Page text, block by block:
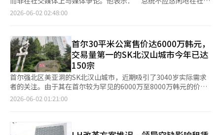
数量也从征收增值税的宽限期结束前的700件，减少到恢复征收后
约200件。税制的不确定性与增值税的恢复交织在一起，使得买卖
增加是否会直接导致房源释放仍然不确定。相反，如果非居住一户
住宅的业主为了避免税负而转为实际居住，可能会导致租赁市场的
不安加剧，租赁房源减少。 实际上，自增值税恢复后，首尔公寓
的房源迅速减少。根据房地产平台阿实的数据，自增值税恢复后的
一周内，首尔公寓的房源减少了近7000套，降至63000套。预计从
6月到7月，房源减少的速度可能会加快。 虽然税制加强可能会抑
制购房者的心理，但交易量的减少并不一定会直接导致价格稳定。
房转变压力也难以轻易消失。 李恩亨 韩国建设政策研究院研究员
除的讨论开始时，执政党迅速划清了界限，认为这会对地方选举造
成负担。持有税和资本利得税对市场是强烈信号，但对选举来说却
推迟。选举成为了加强持有税的制动器。 选举结束后，持有税是
最迫近的手段 制动器已经解除。总统在过去一年中划定的界限
是“保留实际居住，压制非居住”，而这个界限现在可以通过税率
和评估价来实现。 杠杆就在触手可及之处。综合房地产税征收的
核心公平市场价值比率目前为60%，将其提高到80%不需要国
会，只需修改总统令即可。虽然调整综合房地产税率和长期持有特
别扣除需要法律修订，但在单独过半的情况下，数量障碍并不大。
市场也为此提供了理由。自5月9日结束对资本利得税的减免后，首
量干涸”局面依然存在。这是压制的手段未能控制市场的信号，也
Airbnb、Uber和Rivian等公司在上市过程中也采用了类似的制
度。 此次IPO的筹资规模极为罕见。CNBC预计，SpaceX此次上市
克在将AI初创公司xAI与SpaceX合并时，所提及的企业价值为1.25
万亿美元（约1890万亿韩元）。根据CNBC的数据，在美国股市
中，上市首日企业价值超过1000亿美元（约151万亿韩元）的科技
公司仅有Facebook和阿里巴巴。 上市的时间表也在逐步接近。
SpaceX可能在本周内举行投资说明会，纳斯达克上市最早可能在
12日进行。高盛和摩根士丹利将作为主要承销商参与，直接股票计
划的运营由摩根士丹利负责。 修订声明中还增加了与Anthropic的
AI计算租赁合同内容。SpaceX在美国田纳西州大孟菲斯的
NVIDIA GPU（图形处理单元）所对应的计算能力。 根据合同，
Anthropic在经过2个月的准备期后，将在2029年5月之前每月向
媒体上与媒体争吵，而应认真关注民生经济政策。”宋院内代表在
在社交媒体上分享了一份证券公司研究员的报告，内容提到“除去
半导体，KOSPI实际上仅在4100至4200点之间”，并声称：“没
有人会说‘除去足球技能，孙兴慜也是普通人’。”他还指
出：“半导体是我们产业的核心之一，为什么在计算综合股指时要
排除半导体，我无法理解。”宋院内代表表示：“在安全设施的军
工厂爆炸导致伤亡的情况下，真是悠闲的总统。”他指出，虽然半
导体是核心产业，但排除半导体的产业竞争力下降、市场两极化和
经济不平衡显然是令人担忧的部分。他强调：“总统应关注的不是
物价、高汇率和高利率的三重困境，而政府却以‘成功的代价’来
无视民众的痛苦。”他还提到：“随着地方选举后预计的税务炸
2026-06-02 02:48:00
首尔30平米公寓售价达6000万韩元，
交易量第一的SK北汉山城市今年已达
150宗
首尔强北区美亚洞的SK北汉山城市，近期吸引了3040岁实际需求
者的关注。由于其在首尔较为罕见的6000万至8000万韩元的价
格、优质的学区以及交通便利的优势，成为首次购房者的热门选
设的超大型公寓小区，共有54栋楼，超过5000户，内部道路宽
阔，呈现出一个小型新城的景象。 小区入口的坡度不小，越往内
2026-06-02 01:21:00